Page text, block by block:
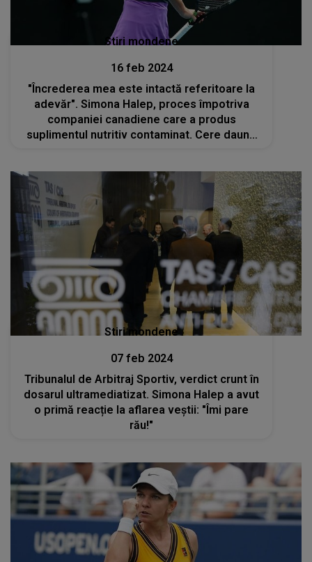
Stiri mondene
16 feb 2024
"Încrederea mea este intactă referitoare la
adevăr". Simona Halep, proces împotriva
companiei canadiene care a produs
suplimentul nutritiv contaminat. Cere daune
Stiri mondene
07 feb 2024
Tribunalul de Arbitraj Sportiv, verdict crunt în
dosarul ultramediatizat. Simona Halep a avut
o primă reacție la aflarea veștii: "Îmi pare
rău!"